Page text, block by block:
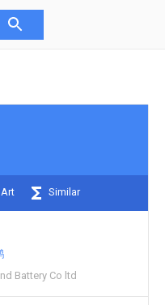
Similar
Battery Co ltd